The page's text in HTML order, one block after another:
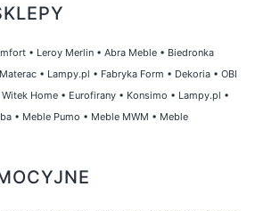
• Leroy Merlin • Abra Meble • Biedronka
• Lampy.pl • Fabryka Form • Dekoria • OBI
Witek Home • Eurofirany • Konsimo • Lampy.pl •
• Meble Pumo • Meble MWM • Meble